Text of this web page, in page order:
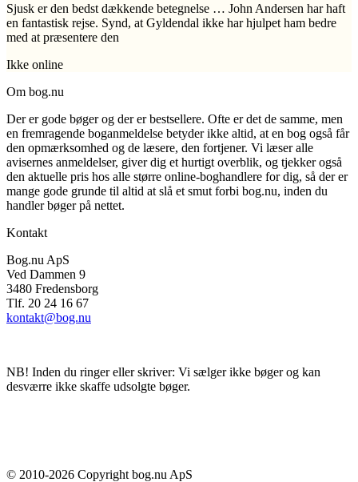
Sjusk er den bedst dækkende betegnelse … John Andersen har haft
en fantastisk rejse. Synd, at Gyldendal ikke har hjulpet ham bedre
med at præsentere den
Ikke online
Om bog.nu
Der er gode bøger og der er bestsellere. Ofte er det de samme, men
en fremragende boganmeldelse betyder ikke altid, at en bog også får
den opmærksomhed og de læsere, den fortjener. Vi læser alle
avisernes anmeldelser, giver dig et hurtigt overblik, og tjekker også
den aktuelle pris hos alle større online-boghandlere for dig, så der er
mange gode grunde til altid at slå et smut forbi bog.nu, inden du
handler bøger på nettet.
Kontakt
Bog.nu ApS
Ved Dammen 9
3480 Fredensborg
Tlf. 20 24 16 67
kontakt@bog.nu
NB! Inden du ringer eller skriver: Vi sælger ikke bøger og kan
desværre ikke skaffe udsolgte bøger.
© 2010-2026 Copyright bog.nu ApS